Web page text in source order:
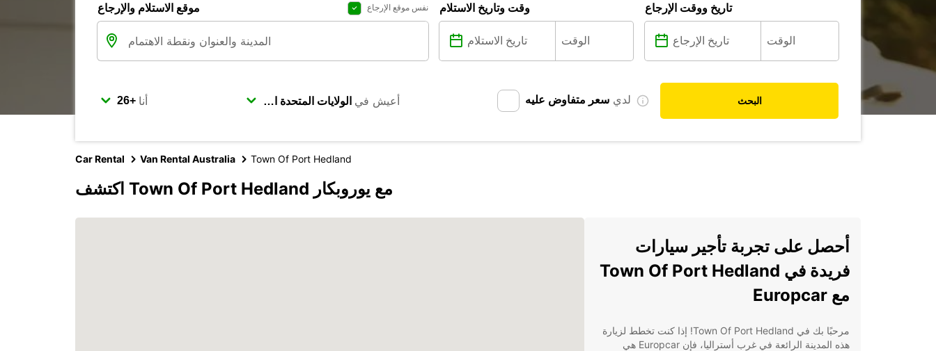
موقع الاستلام والإرجاع نفس موقع الإرجاع وقت وتاريخ الاستلام تاريخ ووقت الإرجاع
أنا أعيش في لدي سعر متفاوض عليه البحث
Car Rental Van Rental Australia Town Of Port Hedland
اكتشف Town Of Port Hedland مع يوروبكار
أحصل على تجربة تأجير سيارات
فريدة في Town Of Port Hedland
مع Europcar
مرحبًا بك في Town Of Port Hedland! إذا كنت تخطط لزيارة
هذه المدينة الرائعة في غرب أستراليا، فإن Europcar هي